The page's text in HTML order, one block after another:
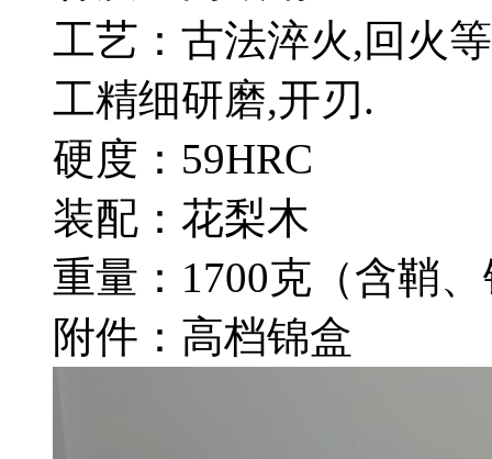
工艺：古法淬火,回火
工精细研磨,开刃.
硬度：59HRC
装配：花梨木
重量：1700克（含鞘
附件：高档锦盒